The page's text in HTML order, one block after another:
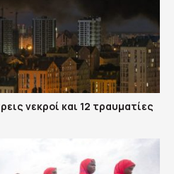
νεκροί και 12 τραυματίες